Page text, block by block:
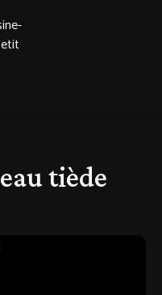
eau tiède